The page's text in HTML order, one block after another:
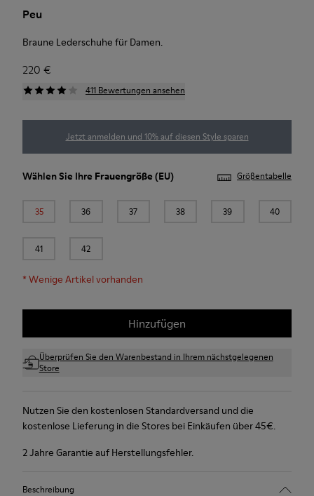
Peu
Braune Lederschuhe für Damen.
220 €
411 Bewertungen ansehen
Jetzt anmelden und 10% auf diesen Style sparen
Wählen Sie Ihre Frauengröße (EU) Größentabelle
35 36 37 38 39 40
41 42
*Wenige Artikel vorhanden
Hinzufügen
Überprüfen Sie den Warenbestand in Ihrem nächstgelegenen
Store
Nutzen Sie den kostenlosen Standardversand und die
kostenlose Lieferung in die Stores bei Einkäufen über 45€.
2 Jahre Garantie auf Herstellungsfehler.
Beschreibung